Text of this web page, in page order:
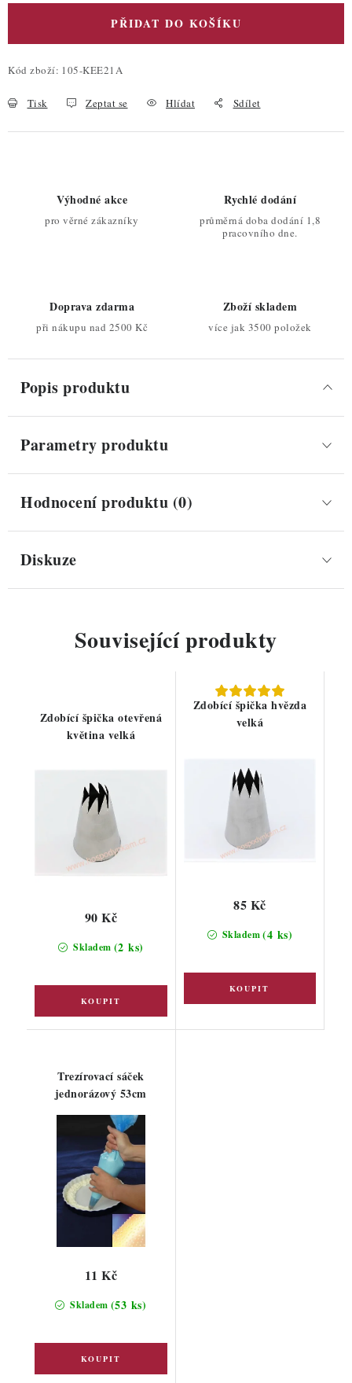
PŘIDAT DO KOŠÍKU
Kód zboží: 105-KEE21A
Tisk Zeptat se Hlídat Sdílet
Výhodné akce
pro věrné zákazníky
Rychlé dodání
průměrná doba dodání 1,8
pracovního dne.
Doprava zdarma
při nákupu nad 2500 Kč
Zboží skladem
více jak 3500 položek
Popis produktu
Parametry produktu
Hodnocení produktu (0)
Diskuze
Související produkty
Zdobící špička otevřená
květina velká
Skladem (2 ks)
90 Kč
Zdobící špička hvězda
velká
Skladem(4 ks)
85 Kč
Trezírovací sáček
jednorázový 53cm
Skladem (53 ks)
11 Kč